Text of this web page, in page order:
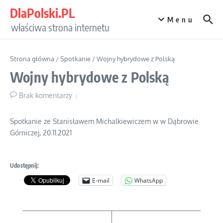
DlaPolski.PL
właściwa strona internetu
Menu
Strona główna /Spotkanie /Wojny hybrydowe z Polską
Wojny hybrydowe z Polską
Brak komentarzy
Spotkanie ze Stanisławem Michalkiewiczem w w Dąbrowie
Górniczej, 20.11.2021
Udostępnij:
E-mail WhatsApp